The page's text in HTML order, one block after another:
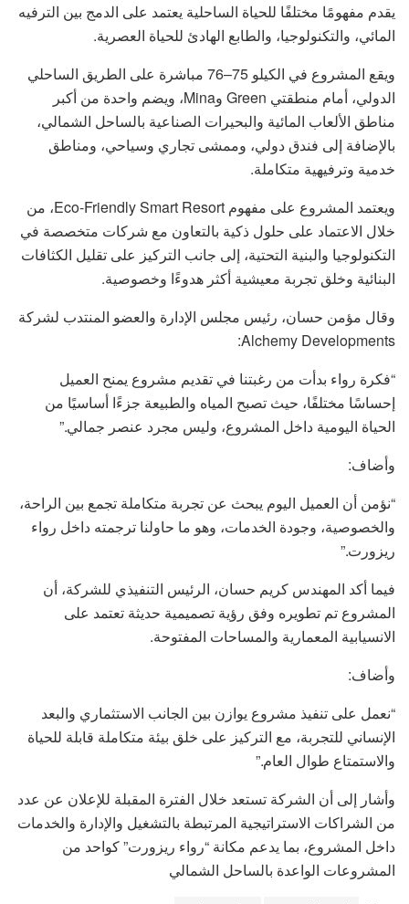
يقدم مفهومًا مختلفًا للحياة الساحلية يعتمد على الدمج بين الترفيه
المائي، والتكنولوجيا، والطابع الهادئ للحياة العصرية.
ويقع المشروع في الكيلو 75–76 مباشرة على الطريق الساحلي
الدولي، أمام منطقتي Green وMina، ويضم واحدة من أكبر
مناطق الألعاب المائية والبحيرات الصناعية بالساحل الشمالي،
بالإضافة إلى فندق دولي، وممشى تجاري وسياحي، ومناطق
خدمية وترفيهية متكاملة.
ويعتمد المشروع على مفهوم Eco-Friendly Smart Resort، من
خلال الاعتماد على حلول ذكية بالتعاون مع شركات متخصصة في
التكنولوجيا والبنية التحتية، إلى جانب التركيز على تقليل الكثافات
البنائية وخلق تجربة معيشية أكثر هدوءًا وخصوصية.
وقال مؤمن حسان، رئيس مجلس الإدارة والعضو المنتدب لشركة
Alchemy Developments:
“فكرة رواء بدأت من رغبتنا في تقديم مشروع يمنح العميل
إحساسًا مختلفًا، حيث تصبح المياه والطبيعة جزءًا أساسيًا من
الحياة اليومية داخل المشروع، وليس مجرد عنصر جمالي.”
وأضاف:
“نؤمن أن العميل اليوم يبحث عن تجربة متكاملة تجمع بين الراحة،
والخصوصية، وجودة الخدمات، وهو ما حاولنا ترجمته داخل رواء
ريزورت.”
فيما أكد المهندس كريم حسان، الرئيس التنفيذي للشركة، أن
المشروع تم تطويره وفق رؤية تصميمية حديثة تعتمد على
الانسيابية المعمارية والمساحات المفتوحة.
وأضاف:
“نعمل على تنفيذ مشروع يوازن بين الجانب الاستثماري والبعد
الإنساني للتجربة، مع التركيز على خلق بيئة متكاملة قابلة للحياة
والاستمتاع طوال العام.”
وأشار إلى أن الشركة تستعد خلال الفترة المقبلة للإعلان عن عدد
من الشراكات الاستراتيجية المرتبطة بالتشغيل والإدارة والخدمات
داخل المشروع، بما يدعم مكانة “رواء ريزورت” كواحد من
المشروعات الواعدة بالساحل الشمالي